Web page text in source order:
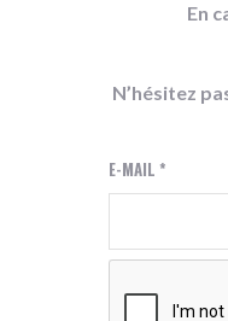
En
N’hésitez
E-MAIL *